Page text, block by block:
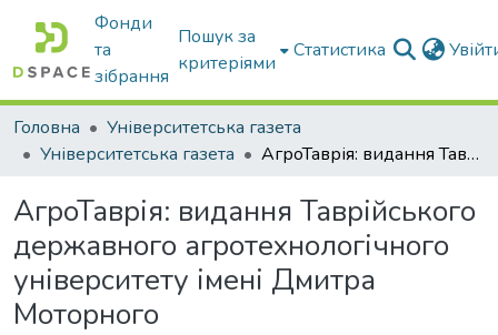
Фонди
та
зібрання
Пошук за
критеріями
Статистика
Головна
Університетська газета
Університетська газета
АгроТаврія: видання Таврійського державного агротехнологічного університету імені Дмитра Моторного
АгроТаврія: видання Таврійського
державного агротехнологічного
університету імені Дмитра
Моторного